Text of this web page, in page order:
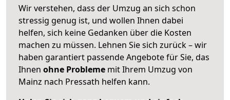
Wir verstehen, dass der Umzug an sich schon
stressig genug ist, und wollen Ihnen dabei
helfen, sich keine Gedanken über die Kosten
machen zu müssen. Lehnen Sie sich zurück – wir
haben garantiert passende Angebote für Sie, das
Ihnen ohne Probleme mit Ihrem Umzug von
Mainz nach Pressath helfen kann.